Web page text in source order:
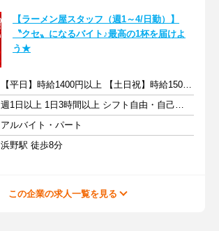
【ラーメン屋スタッフ（週1～4/日勤）】
〝クセ〟になるバイト♪最高の1杯を届けよ
う★
【平日】時給1400円以上 【土日祝】時給1500円以上+交通費支給
週1日以上 1日3時間以上 シフト自由・自己申告
アルバイト・パート
浜野駅 徒歩8分
この企業の求人一覧を見る